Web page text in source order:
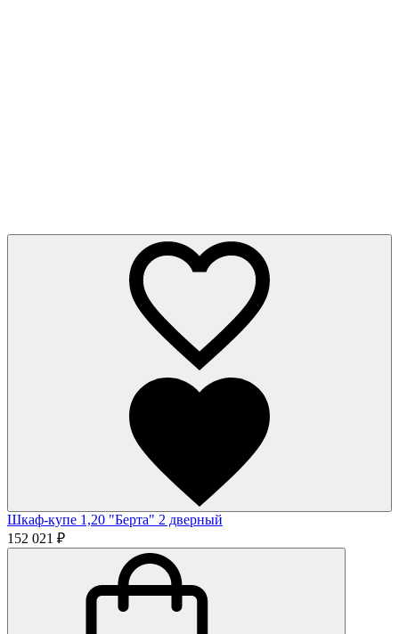
Шкаф-купе 1,20 "Берта" 2 дверный
152 021 ₽